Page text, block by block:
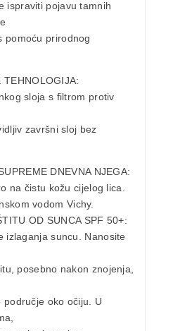
ispraviti pojavu tamnih
pomoću prirodnog
TEHNOLOGIJA:
sloja s filtrom protiv
završni sloj bez
DNEVNA NJEGA:
na čistu kožu cijelog lica.
vodom Vichy.
OD SUNCA SPF 50+:
izlaganja suncu. Nanosite
posebno nakon znojenja,
oko očiju. U